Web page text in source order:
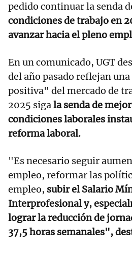
pedido continuar la senda
condiciones de trabajo en
avanzar hacia el pleno
En un comunicado, UGT
del año pasado reflejan
positiva" del mercado de
2025 sigala senda de
condiciones laborales
reforma laboral.
"Es necesario seguir
empleo, reformar las
empleo, subir el Salario
Interprofesional y,
lograr la reducción de
37,5 horas semanales",